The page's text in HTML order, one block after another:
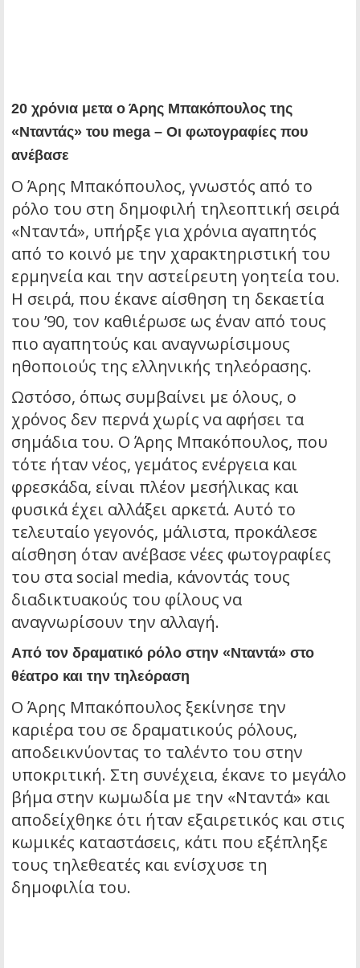
20 χρόνια μετα ο Άρης Μπακόπουλος της
«Νταντάς» του mega – Οι φωτογραφίες που
ανέβασε
Ο Άρης Μπακόπουλος, γνωστός από το
ρόλο του στη δημοφιλή τηλεοπτική σειρά
«Νταντά», υπήρξε για χρόνια αγαπητός
από το κοινό με την χαρακτηριστική του
ερμηνεία και την αστείρευτη γοητεία του.
Η σειρά, που έκανε αίσθηση τη δεκαετία
του ’90, τον καθιέρωσε ως έναν από τους
πιο αγαπητούς και αναγνωρίσιμους
ηθοποιούς της ελληνικής τηλεόρασης.
Ωστόσο, όπως συμβαίνει με όλους, ο
χρόνος δεν περνά χωρίς να αφήσει τα
σημάδια του. Ο Άρης Μπακόπουλος, που
τότε ήταν νέος, γεμάτος ενέργεια και
φρεσκάδα, είναι πλέον μεσήλικας και
φυσικά έχει αλλάξει αρκετά. Αυτό το
τελευταίο γεγονός, μάλιστα, προκάλεσε
αίσθηση όταν ανέβασε νέες φωτογραφίες
του στα social media, κάνοντάς τους
διαδικτυακούς του φίλους να
αναγνωρίσουν την αλλαγή.
Από τον δραματικό ρόλο στην «Νταντά» στο
θέατρο και την τηλεόραση
Ο Άρης Μπακόπουλος ξεκίνησε την
καριέρα του σε δραματικούς ρόλους,
αποδεικνύοντας το ταλέντο του στην
υποκριτική. Στη συνέχεια, έκανε το μεγάλο
βήμα στην κωμωδία με την «Νταντά» και
αποδείχθηκε ότι ήταν εξαιρετικός και στις
κωμικές καταστάσεις, κάτι που εξέπληξε
τους τηλεθεατές και ενίσχυσε τη
δημοφιλία του.